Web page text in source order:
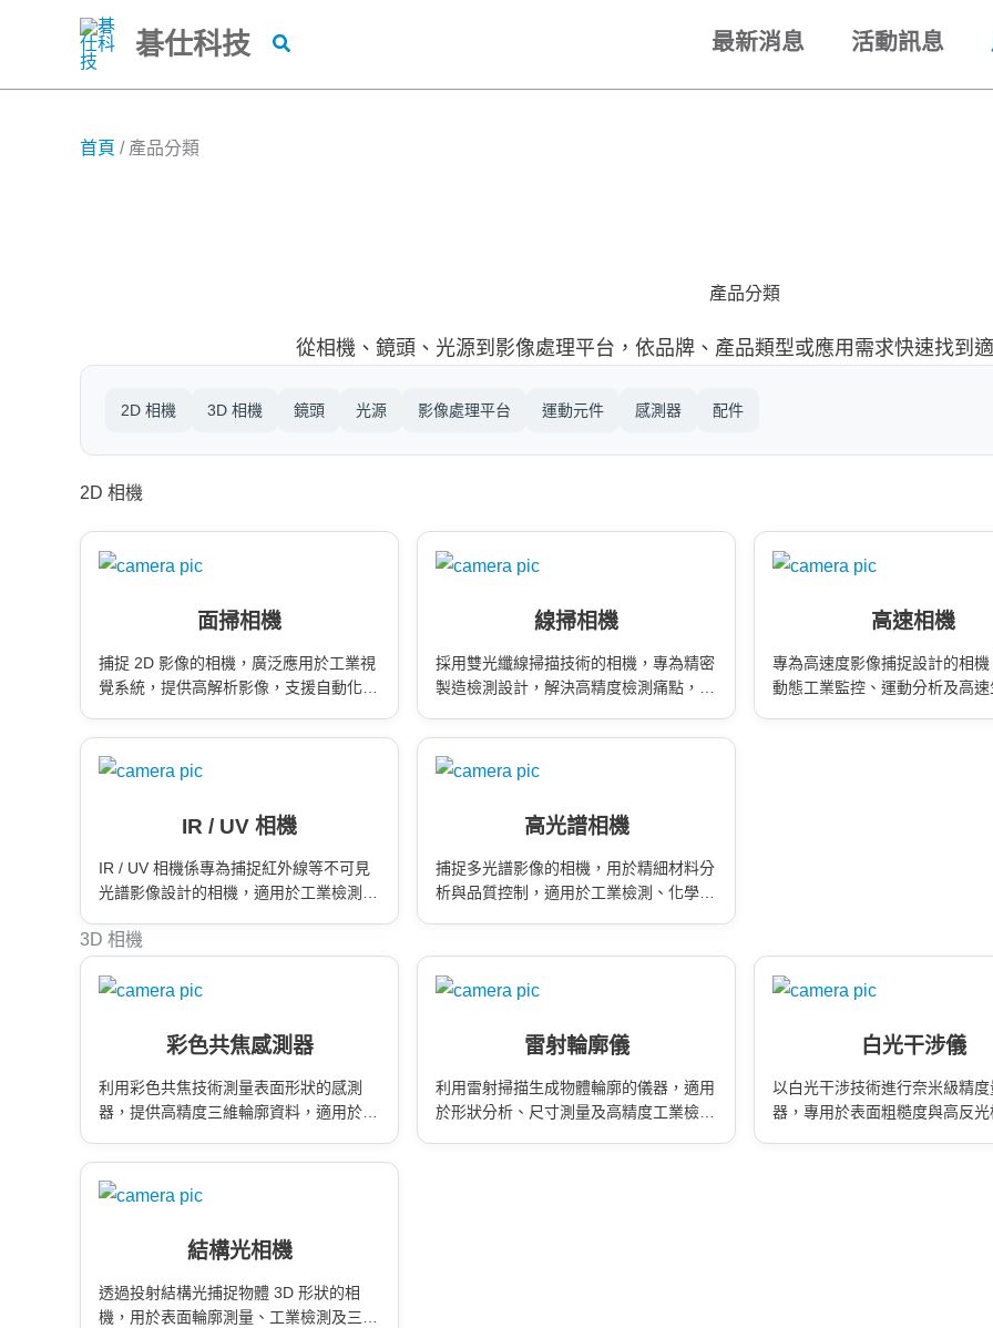
碁仕科技
搜
最新消息 活動訊息
首頁 / 產品分類
產品分類
從相機、鏡頭、光源到影像處理平台，依品牌、產品類型或應用需求快速找到
2D 相機 3D 相機 鏡頭 光源 影像處理平台 運動元件 感測器 配件
2D 相機
面掃相機
捕捉 2D 影像的相機，廣泛應用於工業視
覺系統，提供高解析影像，支援自動化檢
線掃相機
採用雙光纖線掃描技術的相機，專為精密
製造檢測設計，解決高精度檢測痛點，支
高速相機
專為高速度影像捕捉設計的相
動態工業監控、運動分析及高速
IR / UV 相機
IR / UV 相機係專為捕捉紅外線等不可見
光譜影像設計的相機，適用於工業檢測、
影像資料。
高光譜相機
捕捉多光譜影像的相機，用於精細材料分
析與品質控制，適用於工業檢測、化學成
3D 相機
彩色共焦感測器
利用彩色共焦技術測量表面形狀的感測
器，提供高精度三維輪廓資料，適用於精
雷射輪廓儀
利用雷射掃描生成物體輪廓的儀器，適用
於形狀分析、尺寸測量及高精度工業檢測
白光干涉儀
以白光干涉技術進行奈米級精
器，專用於表面粗糙度與高反
結構光相機
透過投射結構光捕捉物體 3D 形狀的相
機，用於表面輪廓測量、工業檢測及三維